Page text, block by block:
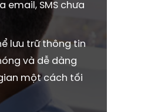
email, SMS chưa
lưu trữ thông tin
và dễ dàng
một cách tối